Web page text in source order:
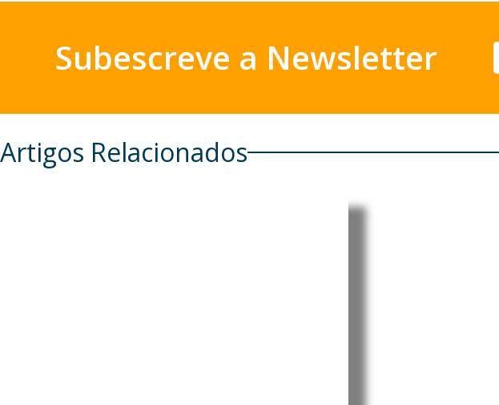
Subescreve a Newsletter
Artigos Relacionados